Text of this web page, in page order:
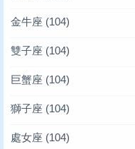
金牛座 (104)
雙子座 (104)
巨蟹座 (104)
獅子座 (104)
處女座 (104)